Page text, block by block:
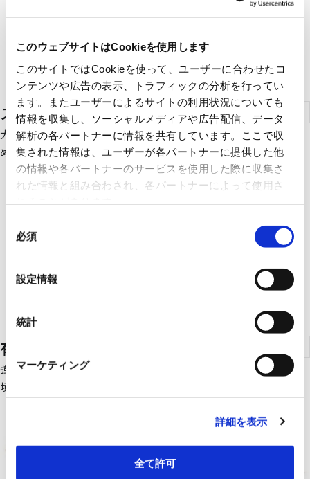
このウェブサイトはCookieを使用します
このサイトではCookieを使って、ユーザーに合わせたコ
ンテンツや広告の表示、トラフィックの分析を行ってい
ます。またユーザーによるサイトの利用状況についても
情報を収集し、ソーシャルメディアや広告配信、データ
解析の各パートナーに情報を共有しています。ここで収
集された情報は、ユーザーが各パートナーに提供した他
の情報や各パートナーのサービスを使用した際に収集さ
れた情報と組み合わされ、各パートナーによって使用さ
必須
設定情報
統計
マーケティング
詳細を表示
全て許可
ストレートシロッコファン
大風量、高静圧を有した送風機です。用途としては搬送距離が求
められる給排気に適した送風機。
有圧換気扇
強力な給排気能力を持つ換気扇であり、飲食店や工場といった環
境下で幅広く利用されます。